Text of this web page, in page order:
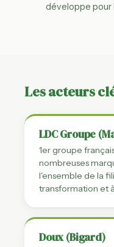
développe pour
Les acteurs
LDC Groupe
1er groupe
nombreuses
l'ensemble de la
transformation et
Doux (Bigard)